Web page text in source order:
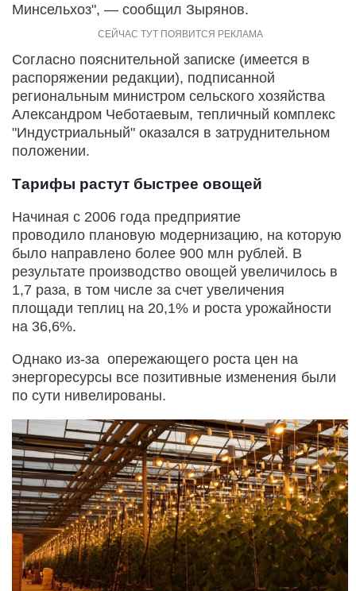
Минсельхоз", — сообщил Зырянов.
Согласно пояснительной записке (имеется в
распоряжении редакции), подписанной
региональным министром сельского хозяйства
Александром Чеботаевым, тепличный комплекс
"Индустриальный" оказался в затруднительном
положении.
Тарифы растут быстрее овощей
Начиная с 2006 года предприятие
проводило плановую модернизацию, на которую
было направлено более 900 млн рублей. В
результате производство овощей увеличилось в
1,7 раза, в том числе за счет увеличения
площади теплиц на 20,1% и роста урожайности
на 36,6%.
Однако из-за опережающего роста цен на
энергоресурсы все позитивные изменения были
по сути нивелированы.